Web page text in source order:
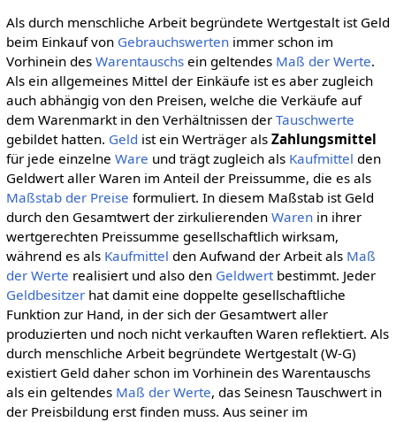
Als durch menschliche Arbeit begründete Wertgestalt ist Geld
beim Einkauf von Gebrauchswertenimmer schon im
Vorhinein des Warentauschsein geltendes Maß der Werte.
Als ein allgemeines Mittel der Einkäufe ist es aber zugleich
auch abhängig von den Preisen, welche die Verkäufe auf
dem Warenmarkt in den Verhältnissen der Tauschwerte
gebildet hatten. Geld ist ein Werträger als Zahlungsmittel
für jede einzelne Ware und trägt zugleich als Kaufmittel den
Geldwert aller Waren im Anteil der Preissumme, die es als
Maßstab der Preise formuliert. In diesem Maßstab ist Geld
durch den Gesamtwert der zirkulierenden Warenin ihrer
wertgerechten Preissumme gesellschaftlich wirksam,
während es als Kaufmittel den Aufwand der Arbeit als Maß
der Werte realisiert und also den Geldwertbestimmt. Jeder
Geldbesitzerhat damit eine doppelte gesellschaftliche
Funktion zur Hand, in der sich der Gesamtwert aller
produzierten und noch nicht verkauften Waren reflektiert. Als
durch menschliche Arbeit begründete Wertgestalt (W-G)
existiert Geld daher schon im Vorhinein des Warentauschs
als ein geltendes Maß der Werte, das Seinesn Tauschwert in
der Preisbildung erst finden muss. Aus seiner im